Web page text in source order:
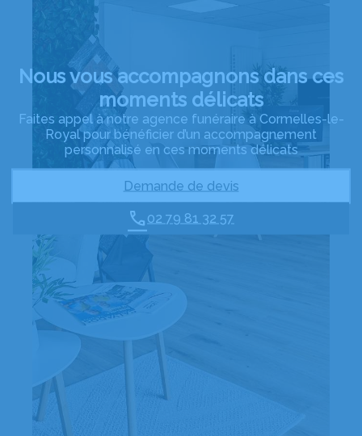
Nous vous accompagnons dans ces
moments délicats
Faites appel à notre agence funéraire à Cormelles-le-
Royal pour bénéficier d’un accompagnement
personnalisé en ces moments délicats
Demande de devis
02 79 81 32 57